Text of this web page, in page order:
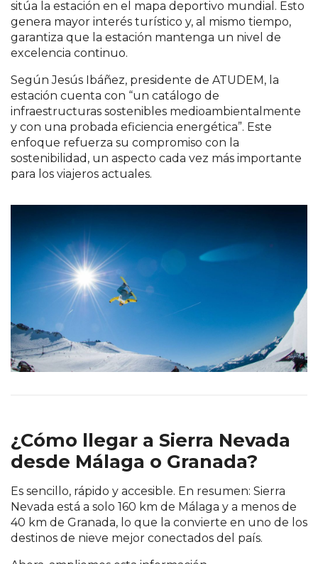
sitúa la estación en el mapa deportivo mundial. Esto
genera mayor interés turístico y, al mismo tiempo,
garantiza que la estación mantenga un nivel de
excelencia continuo.
Según Jesús Ibáñez, presidente de ATUDEM, la
estación cuenta con “un catálogo de
infraestructuras sostenibles medioambientalmente
y con una probada eficiencia energética”. Este
enfoque refuerza su compromiso con la
sostenibilidad, un aspecto cada vez más importante
para los viajeros actuales.
¿Cómo llegar a Sierra Nevada
desde Málaga o Granada?
Es sencillo, rápido y accesible. En resumen: Sierra
Nevada está a solo 160 km de Málaga y a menos de
40 km de Granada, lo que la convierte en uno de los
destinos de nieve mejor conectados del país.